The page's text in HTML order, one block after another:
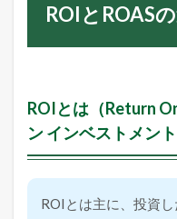
の
O
I
と
e
ROIとROAS
ROIとは（Return
ン インベストメント
ROIとは主に、投資